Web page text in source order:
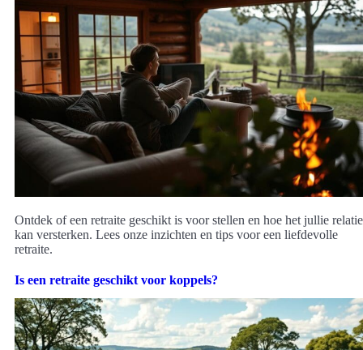
Ontdek of een retraite geschikt is voor stellen en hoe het jullie relatie
kan versterken. Lees onze inzichten en tips voor een liefdevolle
retraite.
Is een retraite geschikt voor koppels?